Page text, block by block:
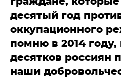
десятый год
оккупационного
помню в 2014 году,
десятков россиян
наши